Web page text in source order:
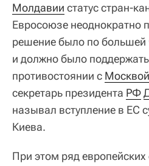
Молдавии статус стран-
Евросоюзе неоднократно
решение было по большей
и должно было
противостоянии с Москвой
секретарь президента РФ
называл вступление в ЕС
Киева.
При этом ряд